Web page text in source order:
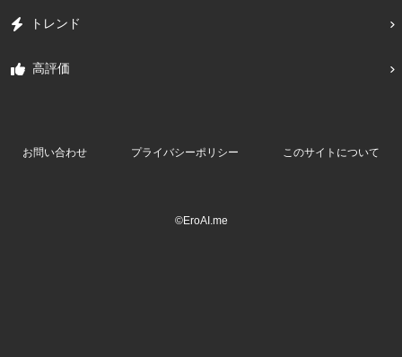
トレンド
高評価
お問い合わせ プライバシーポリシー このサイトについて
©EroAI.me